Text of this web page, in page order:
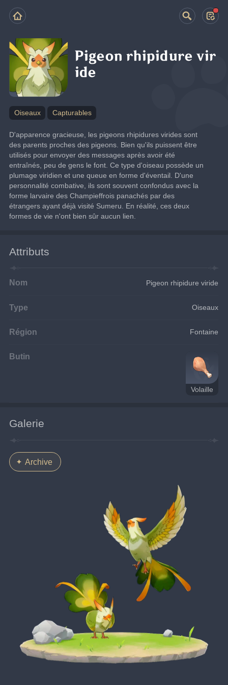
Pigeon rhipidure vir
ide
Oiseaux Capturables
D'apparence gracieuse, les pigeons rhipidures virides sont
des parents proches des pigeons. Bien qu'ils puissent être
utilisés pour envoyer des messages après avoir été
entraînés, peu de gens le font. Ce type d'oiseau possède un
plumage viridien et une queue en forme d'éventail. D'une
personnalité combative, ils sont souvent confondus avec la
forme larvaire des Champieffrois panachés par des
étrangers ayant déjà visité Sumeru. En réalité, ces deux
formes de vie n'ont bien sûr aucun lien.
Attributs
Nom Pigeon rhipidure viride
Type Oiseaux
Région Fontaine
Butin
Volaille
Galerie
Archive